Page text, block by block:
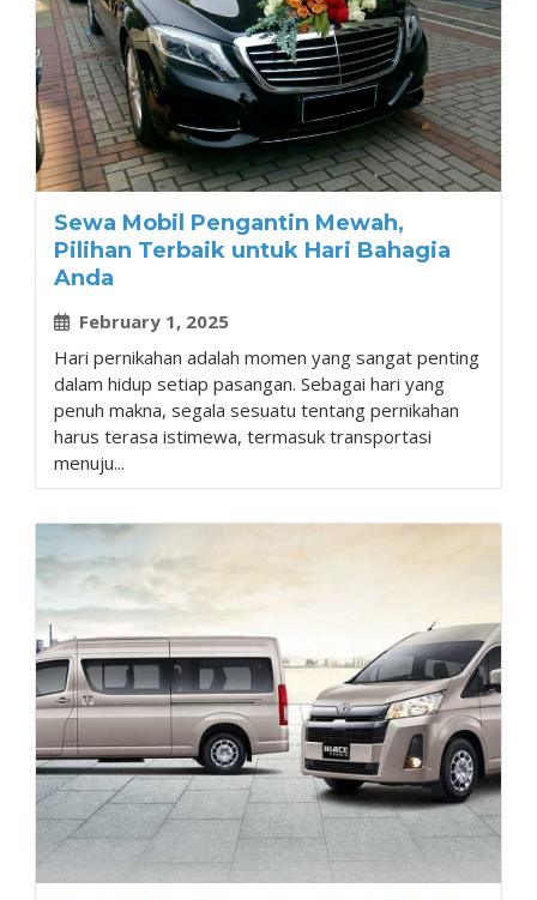
Sewa Mobil Pengantin Mewah,
Pilihan Terbaik untuk Hari Bahagia
Anda
February 1, 2025
Hari pernikahan adalah momen yang sangat penting
dalam hidup setiap pasangan. Sebagai hari yang
penuh makna, segala sesuatu tentang pernikahan
harus terasa istimewa, termasuk transportasi
menuju...